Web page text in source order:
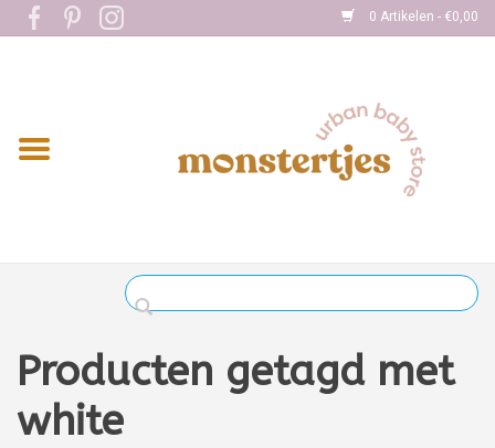
0 Artikelen - €0,00
Home
Kleding
Verzorging
Producten getagd met
white